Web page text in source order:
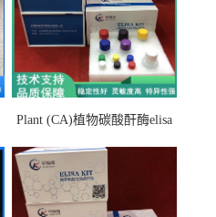
Plant (CA)植物碳酸酐酶elisa